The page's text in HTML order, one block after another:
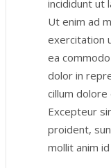
incididunt ut
Ut enim ad
exercitation
ea
dolor in
cillum dolore
Excepteur
proident,
mollit anim